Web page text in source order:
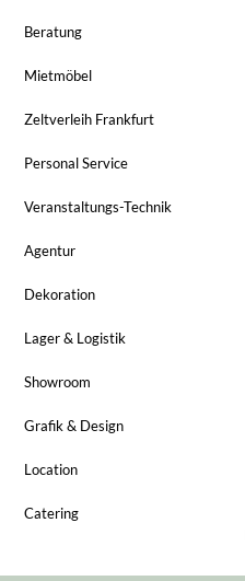
Beratung
Mietmöbel
Zeltverleih Frankfurt
Personal Service
Veranstaltungs-Technik
Agentur
Dekoration
Lager & Logistik
Showroom
Grafik & Design
Location
Catering